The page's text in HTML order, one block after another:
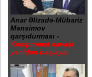
Anar Əlizadə-Mübariz
Mənsimov
qarşıdurması -
Kompromat savaşı
yenidən başlayıb